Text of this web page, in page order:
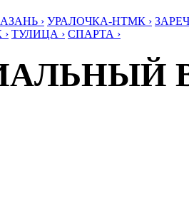
› УРАЛОЧКА-НТМК ›
ТУЛИЦА › СПАРТА ›